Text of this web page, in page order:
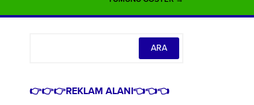
👉👉👉REKLAM ALANI👈👈👈